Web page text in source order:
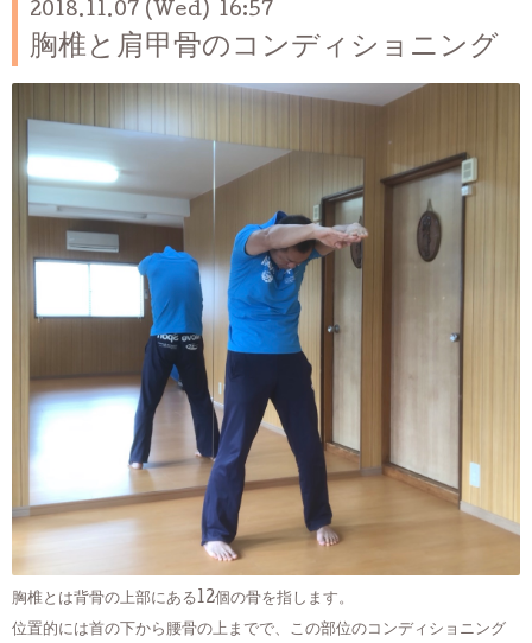
2018.11.07 (Wed) 16:57
胸椎と肩甲骨のコンディショニング
胸椎とは背骨の上部にある12個の骨を指します。
位置的には首の下から腰骨の上までで、この部位のコンディショニング